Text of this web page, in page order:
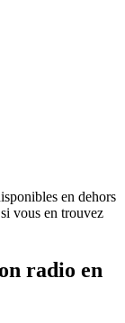
en dehors
vous en trouvez
radio en